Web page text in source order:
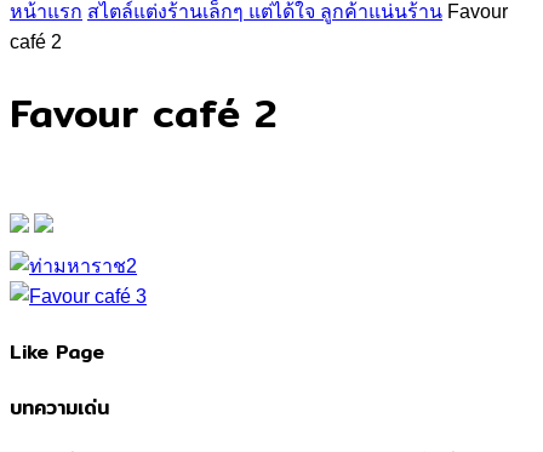
หน้าแรก สไตล์แต่งร้านเล็กๆ แต่ได้ใจ ลูกค้าแน่นร้าน Favour
café 2
Favour café 2
Like Page
บทความเด่น